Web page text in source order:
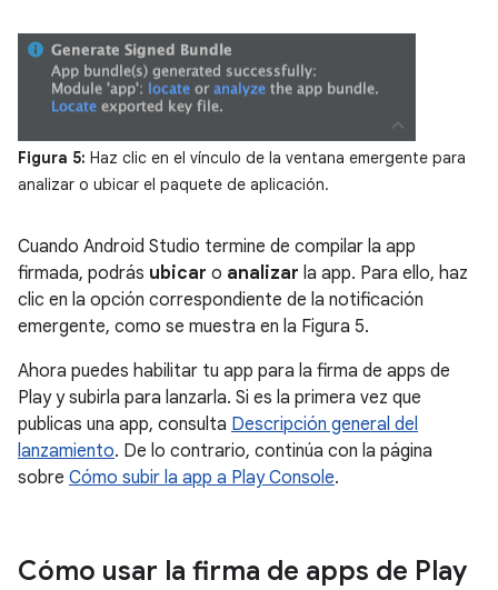
Figura 5: Haz clic en el vínculo de la ventana emergente para
analizar o ubicar el paquete de aplicación.
Cuando Android Studio termine de compilar la app
firmada, podrás ubicar o analizar la app. Para ello, haz
clic en la opción correspondiente de la notificación
emergente, como se muestra en la Figura 5.
Ahora puedes habilitar tu app para la firma de apps de
Play y subirla para lanzarla. Si es la primera vez que
publicas una app, consulta Descripción general del
lanzamiento. De lo contrario, continúa con la página
sobre Cómo subir la app a Play Console.
Cómo usar la firma de apps de Play